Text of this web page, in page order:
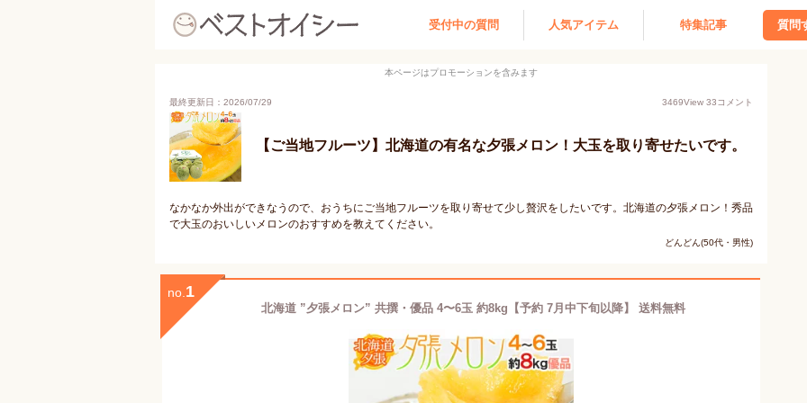
受付中の質問 人気アイテム 特集記事 質問
本ページはプロモーションを含みます
最終更新日：2026/07/29 3469View 33コメント
【ご当地フルーツ】北海道の有名な夕張メロン！大玉を取り寄せたいです。
なかなか外出ができなうので、おうちにご当地フルーツを取り寄せて少し贅沢をしたいです。北海道の夕張メロン！秀品
で大玉のおいしいメロンのおすすめを教えてください。
どんどん(50代・男性)
no. 1
北海道 ”夕張メロン” 共撰・優品 4〜6玉 約8kg【予約 7月中下旬以降】 送料無料